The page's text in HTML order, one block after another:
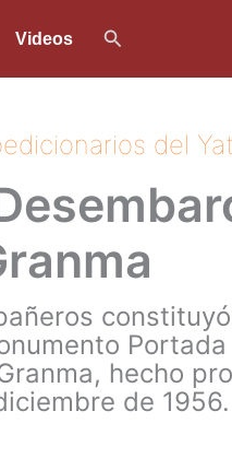
Videos Buscar
del
hecho
de